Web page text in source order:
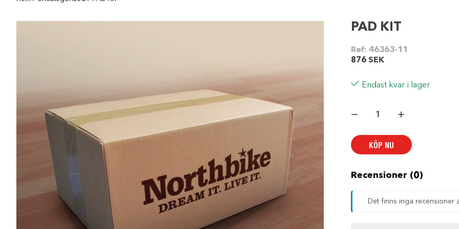
PAD KIT
Ref: 46363-11
876 SEK
Endast kvar i lager
KIT
KÖP NU
Recensioner (0)
Det finns inga recensioner